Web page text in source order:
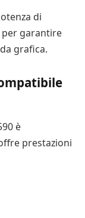
di
per garantire
grafica.
è
prestazioni